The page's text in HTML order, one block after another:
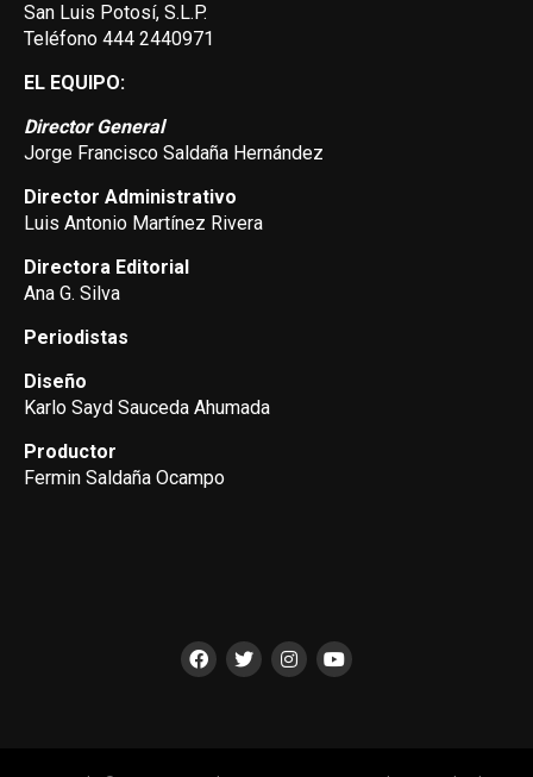
San Luis Potosí, S.L.P.
Teléfono 444 2440971
EL EQUIPO:
Director General
Jorge Francisco Saldaña Hernández
Director Administrativo
Luis Antonio Martínez Rivera
Directora Editorial
Ana G. Silva
Periodistas
Diseño
Karlo Sayd Sauceda Ahumada
Productor
Fermin Saldaña Ocampo